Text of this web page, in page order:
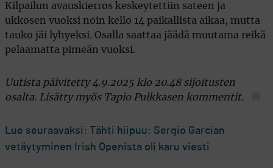
Kilpailun avauskierros keskeytettiin sateen ja
ukkosen vuoksi noin kello 14 paikallista aikaa, mutta
tauko jäi lyhyeksi. Osalla saattaa jäädä muutama reikä
pelaamatta pimeän vuoksi.
Uutista päivitetty 4.9.2025 klo 20.48 sijoitusten
osalta. Lisätty myös Tapio Pulkkasen kommentit.
Lue seuraavaksi: Tähti hiipuu: Sergio Garcian
vetäytyminen Irish Openista oli karu viesti